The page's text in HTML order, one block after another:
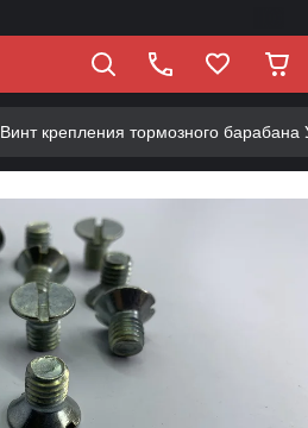
Винт крепления тормозного барабана